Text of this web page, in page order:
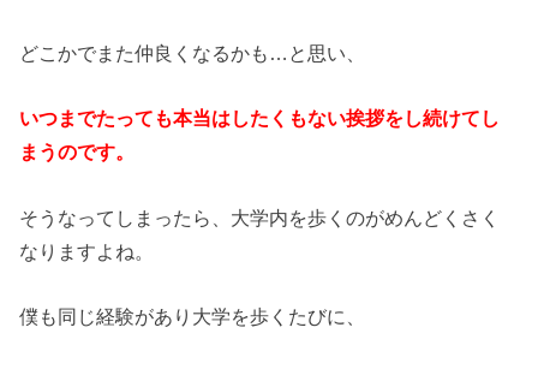
どこかでまた仲良くなるかも…と思い、
いつまでたっても本当はしたくもない挨拶をし続けてし
まうのです。
そうなってしまったら、大学内を歩くのがめんどくさく
なりますよね。
僕も同じ経験があり大学を歩くたびに、